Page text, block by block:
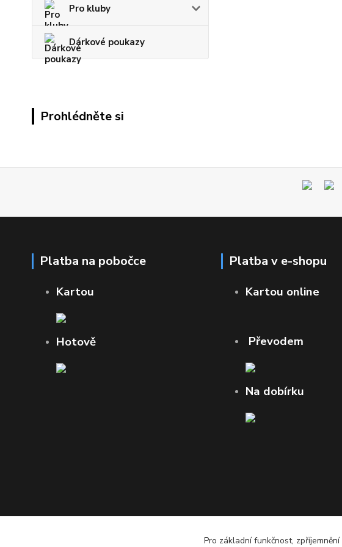
Pro kluby
Dárkové poukazy
Prohlédněte si
Platba na pobočce
Kartou
Hotově
Platba v e-shopu
Kartou online
Převodem
Na dobírku
Pro základní funkčnost,